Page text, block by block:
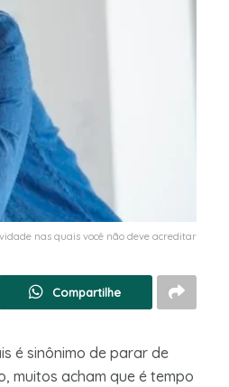
nas quais você não deve acreditar
Compartilhe
é sinônimo de parar de
muitos acham que é tempo